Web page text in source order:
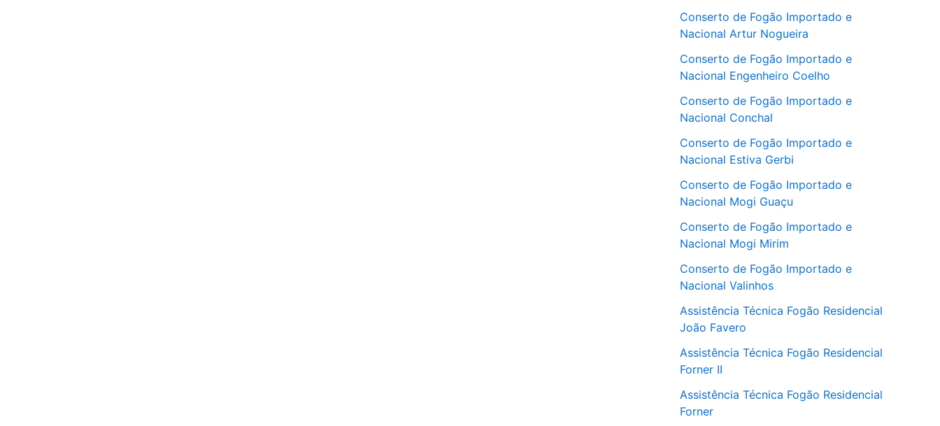
Conserto de Fogão Importado e
Nacional Artur Nogueira
Conserto de Fogão Importado e
Nacional Engenheiro Coelho
Conserto de Fogão Importado e
Nacional Conchal
Conserto de Fogão Importado e
Nacional Estiva Gerbi
Conserto de Fogão Importado e
Nacional Mogi Guaçu
Conserto de Fogão Importado e
Nacional Mogi Mirim
Conserto de Fogão Importado e
Nacional Valinhos
Assistência Técnica Fogão Residencial
João Favero
Assistência Técnica Fogão Residencial
Forner II
Assistência Técnica Fogão Residencial
Forner